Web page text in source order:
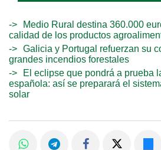
Medio Rural destina 360.000
calidad de los productos
Galicia y Portugal refuerzan su
grandes incendios forestales
El eclipse que pondrá a prueba
española: así se preparará el
solar